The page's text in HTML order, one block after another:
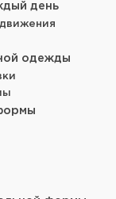
день
одежды